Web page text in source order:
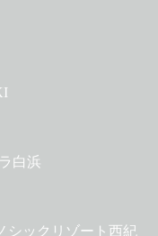
白浜
シックリゾート西紀